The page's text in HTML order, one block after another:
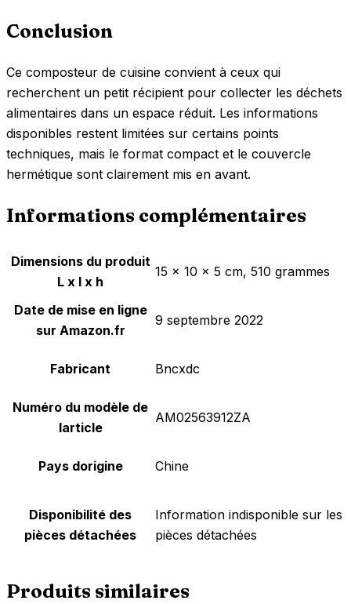
Conclusion
Ce composteur de cuisine convient à ceux qui
recherchent un petit récipient pour collecter les déchets
alimentaires dans un espace réduit. Les informations
disponibles restent limitées sur certains points
techniques, mais le format compact et le couvercle
hermétique sont clairement mis en avant.
Informations complémentaires
Dimensions du produit
L x l x h
15 x 10 x 5 cm, 510 grammes
Date de mise en ligne
sur Amazon.fr
9 septembre 2022
Fabricant Bncxdc
Numéro du modèle de
larticle
AM02563912ZA
Pays dorigine Chine
Disponibilité des
pièces détachées
Information indisponible sur les
pièces détachées
Produits similaires